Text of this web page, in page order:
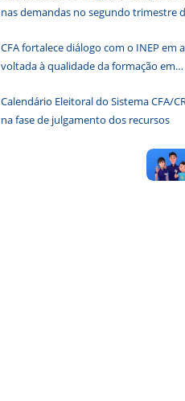
nas demandas no segundo trimestre
CFA fortalece diálogo com o INEP em
voltada à qualidade da formação em
Calendário Eleitoral do Sistema CFA/
na fase de julgamento dos recursos